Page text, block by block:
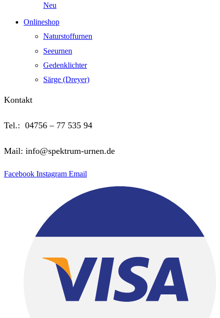
Neu
Onlineshop
Naturstoffurnen
Seeurnen
Gedenklichter
Särge (Dreyer)
Kontakt
Tel.: 04756 – 77 535 94
Mail: info@spektrum-urnen.de
Facebook Instagram Email